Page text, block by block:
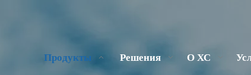
Продукты Решения О ХС